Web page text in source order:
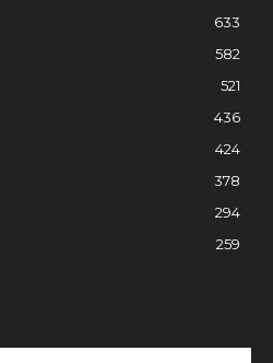
633
582
521
436
424
378
294
259